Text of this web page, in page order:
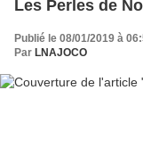
Les Perles de
Publié le 08/01/2019 à
Par LNAJOCO